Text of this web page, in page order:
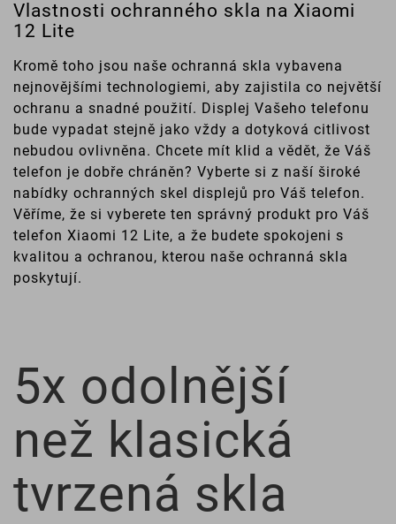
Vlastnosti ochranného skla na Xiaomi
12 Lite
Kromě toho jsou naše ochranná skla vybavena
nejnovějšími technologiemi, aby zajistila co největší
ochranu a snadné použití. Displej Vašeho telefonu
bude vypadat stejně jako vždy a dotyková citlivost
nebudou ovlivněna. Chcete mít klid a vědět, že Váš
telefon je dobře chráněn? Vyberte si z naší široké
nabídky ochranných skel displejů pro Váš telefon.
Věříme, že si vyberete ten správný produkt pro Váš
telefon Xiaomi 12 Lite, a že budete spokojeni s
kvalitou a ochranou, kterou naše ochranná skla
poskytují.
5x odolnější
než klasická
tvrzená skla